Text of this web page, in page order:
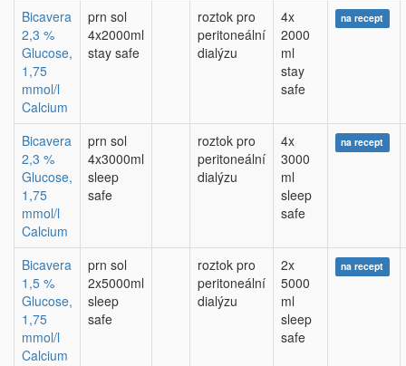
Bicavera
2,3 %
Glucose,
1,75
mmol/l
Calcium
prn sol
4x2000ml
stay safe
roztok pro
peritoneální
dialýzu
4x
2000
ml
stay
safe
na recept
Bicavera
2,3 %
Glucose,
1,75
mmol/l
Calcium
prn sol
4x3000ml
sleep
safe
roztok pro
peritoneální
dialýzu
4x
3000
ml
sleep
safe
na recept
Bicavera
1,5 %
Glucose,
1,75
mmol/l
Calcium
prn sol
2x5000ml
sleep
safe
roztok pro
peritoneální
dialýzu
2x
5000
ml
sleep
safe
na recept